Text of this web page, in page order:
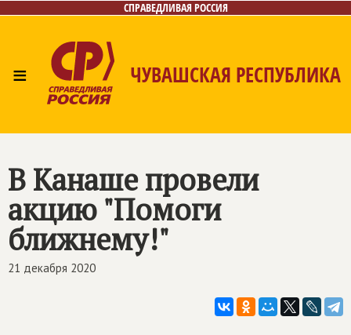
СПРАВЕДЛИВАЯ РОССИЯ
≡ ЧУВАШСКАЯ РЕСПУБЛИКА
В Канаше провели
акцию "Помоги
ближнему!"
21 декабря 2020